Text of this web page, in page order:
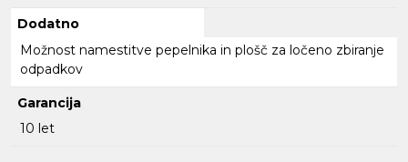
Dodatno
Možnost namestitve pepelnika in plošč za ločeno zbiranje
odpadkov
Garancija
10 let